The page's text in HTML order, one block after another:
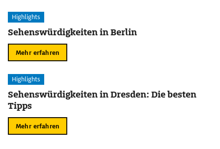
Highlights
Sehenswürdigkeiten in Berlin
Mehr erfahren
Highlights
Sehenswürdigkeiten in Dresden: Die besten
Tipps
Mehr erfahren